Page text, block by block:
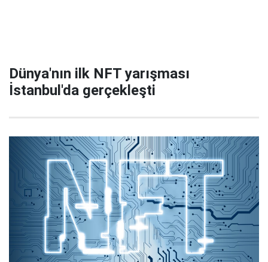
Dünya'nın ilk NFT yarışması
İstanbul'da gerçekleşti